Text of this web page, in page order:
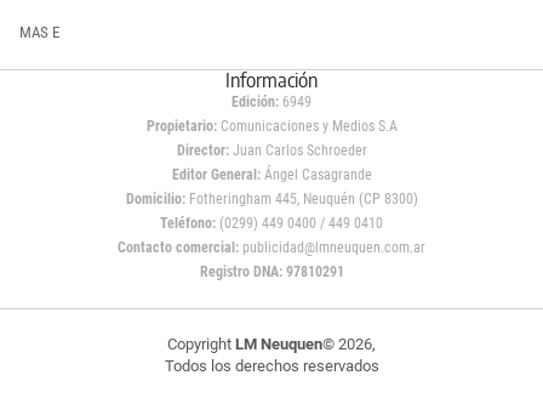
MAS E
Información
Edición: 6949
Propietario:Comunicaciones y Medios S.A
Director: Juan Carlos Schroeder
Editor General:Ángel Casagrande
Domicilio:Fotheringham 445, Neuquén (CP 8300)
Teléfono: (0299) 449 0400 / 449 0410
Contacto comercial: publicidad@lmneuquen.com.ar
Registro DNA: 97810291
Copyright LM Neuquen© 2026,
Todos los derechos reservados